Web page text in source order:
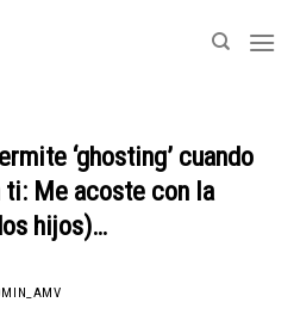
‘ghosting’ cuando
Me acoste con la
hijos)…